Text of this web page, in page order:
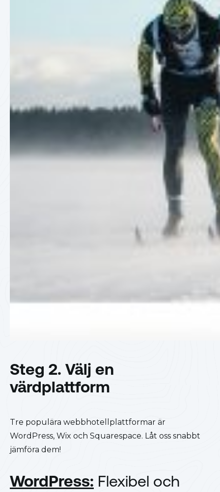
Steg 2. Välj en
värdplattform
Tre populära webbhotellplattformar är
WordPress, Wix och Squarespace. Låt oss snabbt
jämföra dem!
WordPress: Flexibel och